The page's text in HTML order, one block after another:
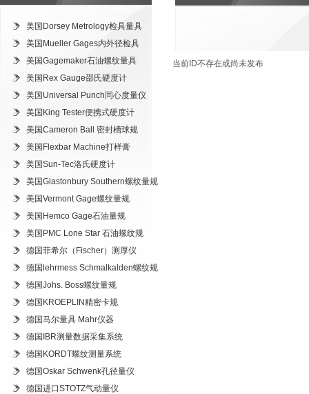
美国Dorsey Metrology检具量具
美国Mueller Gages内外径检具
美国Gagemaker石油螺纹量具
美国Rex Gauge邵氏硬度计
美国Universal Punch同心度量仪
美国King Tester便携式硬度计
美国Cameron Ball 密封槽球规
美国Flexbar Machine打样膏
美国Sun-Tec洛氏硬度计
美国Glastonbury Southern螺纹量规
美国Vermont Gage螺纹量规
美国Hemco Gage石油量规
美国PMC Lone Star 石油螺纹规
德国菲希尔（Fischer）测厚仪
德国lehrmess Schmalkalden螺纹规
德国Johs. Boss螺纹量规
德国KROEPLIN精密卡规
德国马尔量具 Mahr仪器
德国IBR测量数据采集系统
德国KORDT螺纹测量系统
德国Oskar Schwenk孔径量仪
德国进口STOTZ气动量仪
当前ID不存在或尚未发布